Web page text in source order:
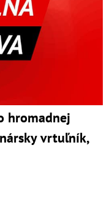
hromadnej
vrtuľník,